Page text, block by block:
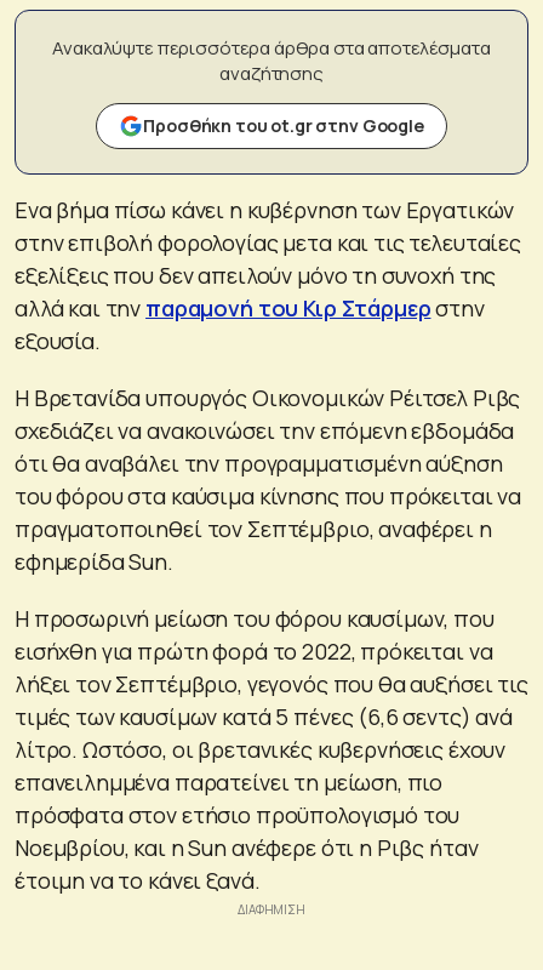
Ανακαλύψτε περισσότερα άρθρα στα αποτελέσματα
αναζήτησης
Προσθήκη του ot.gr στην Google
Ενα βήμα πίσω κάνει η κυβέρνηση των Εργατικών
στην επιβολή φορολογίας μετα και τις τελευταίες
εξελίξεις που δεν απειλούν μόνο τη συνοχή της
αλλά και την παραμονή του Κιρ Στάρμερστην
εξουσία.
Η Βρετανίδα υπουργός Οικονομικών Ρέιτσελ Ριβς
σχεδιάζει να ανακοινώσει την επόμενη εβδομάδα
ότι θα αναβάλει την προγραμματισμένη αύξηση
του φόρου στα καύσιμα κίνησης που πρόκειται να
πραγματοποιηθεί τον Σεπτέμβριο, αναφέρει η
εφημερίδα Sun.
Η προσωρινή μείωση του φόρου καυσίμων, που
εισήχθη για πρώτη φορά το 2022, πρόκειται να
λήξει τον Σεπτέμβριο, γεγονός που θα αυξήσει τις
τιμές των καυσίμων κατά 5 πένες (6,6 σεντς) ανά
λίτρο. Ωστόσο, οι βρετανικές κυβερνήσεις έχουν
επανειλημμένα παρατείνει τη μείωση, πιο
πρόσφατα στον ετήσιο προϋπολογισμό του
Νοεμβρίου, και η Sun ανέφερε ότι η Ριβς ήταν
έτοιμη να το κάνει ξανά.